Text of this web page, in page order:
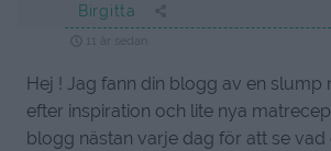
Birgitta
11 år sedan
Hej ! Jag fann din blogg av en slump
efter inspiration och lite nya
blogg nästan varje dag för att se vad